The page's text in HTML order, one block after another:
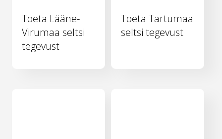
Toeta Lääne-
Virumaa seltsi
tegevust
Toeta Tartumaa
seltsi tegevust